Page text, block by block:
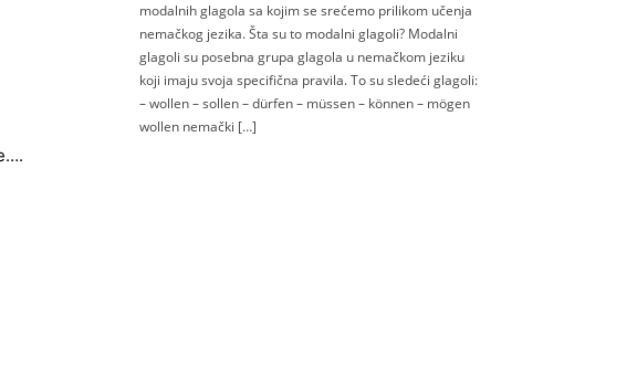
modalnih glagola sa kojim se srećemo prilikom učenja
nemačkog jezika. Šta su to modalni glagoli? Modalni
glagoli su posebna grupa glagola u nemačkom jeziku
koji imaju svoja specifična pravila. To su sledeći glagoli:
– wollen – sollen – dürfen – müssen – können – mögen
wollen nemački […]